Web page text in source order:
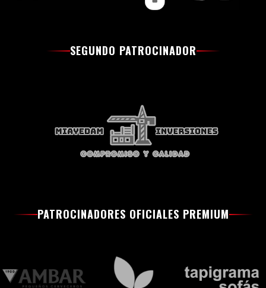
SEGUNDO PATROCINADOR
PATROCINADORES OFICIALES PREMIUM